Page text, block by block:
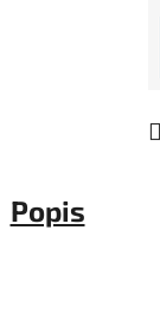
Popis